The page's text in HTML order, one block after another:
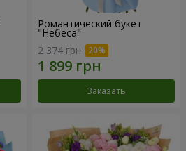
Романтический букет
"Небеса"
2 374 грн
Заказать